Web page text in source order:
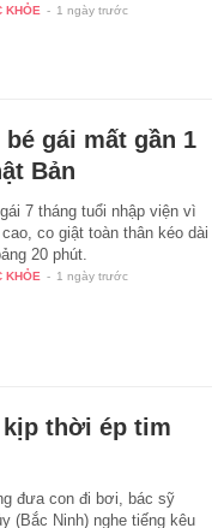
KHỎE - 1 ngày trước
gái mất gần 1
Bản
7 tháng tuổi nhập viện vì
co giật toàn thân kéo dài
20 phút.
KHỎE - 1 ngày trước
thời ép tim
đưa con đi bơi, bác sỹ
(Bắc Ninh) nghe tiếng kêu